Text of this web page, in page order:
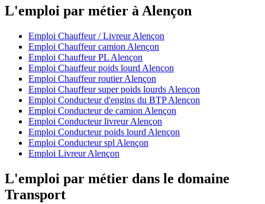
L'emploi par métier à Alençon
Emploi Chauffeur / Livreur Alençon
Emploi Chauffeur camion Alençon
Emploi Chauffeur PL Alençon
Emploi Chauffeur poids lourd Alençon
Emploi Chauffeur routier Alençon
Emploi Chauffeur super poids lourds Alençon
Emploi Conducteur d'engins du BTP Alençon
Emploi Conducteur de camion Alençon
Emploi Conducteur livreur Alençon
Emploi Conducteur poids lourd Alençon
Emploi Conducteur spl Alençon
Emploi Livreur Alençon
L'emploi par métier dans le domaine
Transport